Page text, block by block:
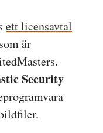
ett licensavtal
är
Security